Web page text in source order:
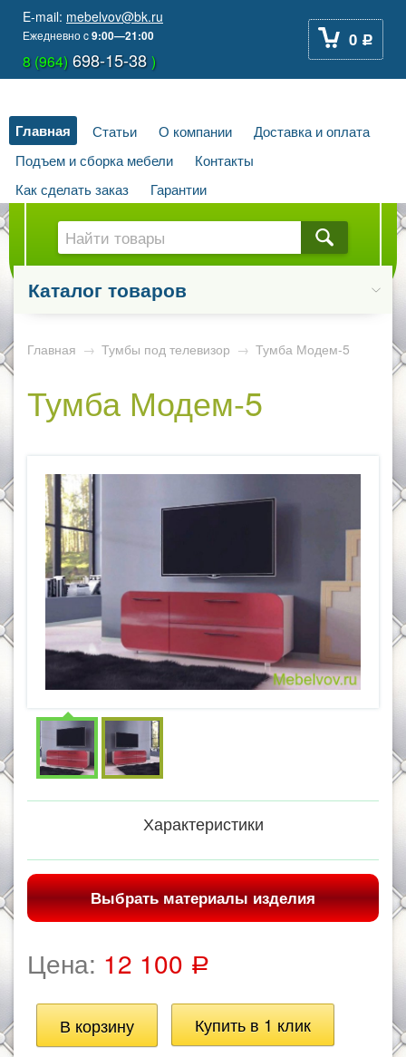
E-mail: mebelvov@bk.ru
Ежедневноc9:00—21:00
8 (964) 698-15-38)
0 Р
Главная Статьи О компании
Доставка и оплата
Подъем и сборка мебели
Контакты
Как сделать заказ
Гарантии
Каталог товаров
Главная → Тумбы под телевизор → Тумба Модем-5
Тумба Модем-5
Характеристики
Выбрать материалы изделия
Цена: 12 100 Р